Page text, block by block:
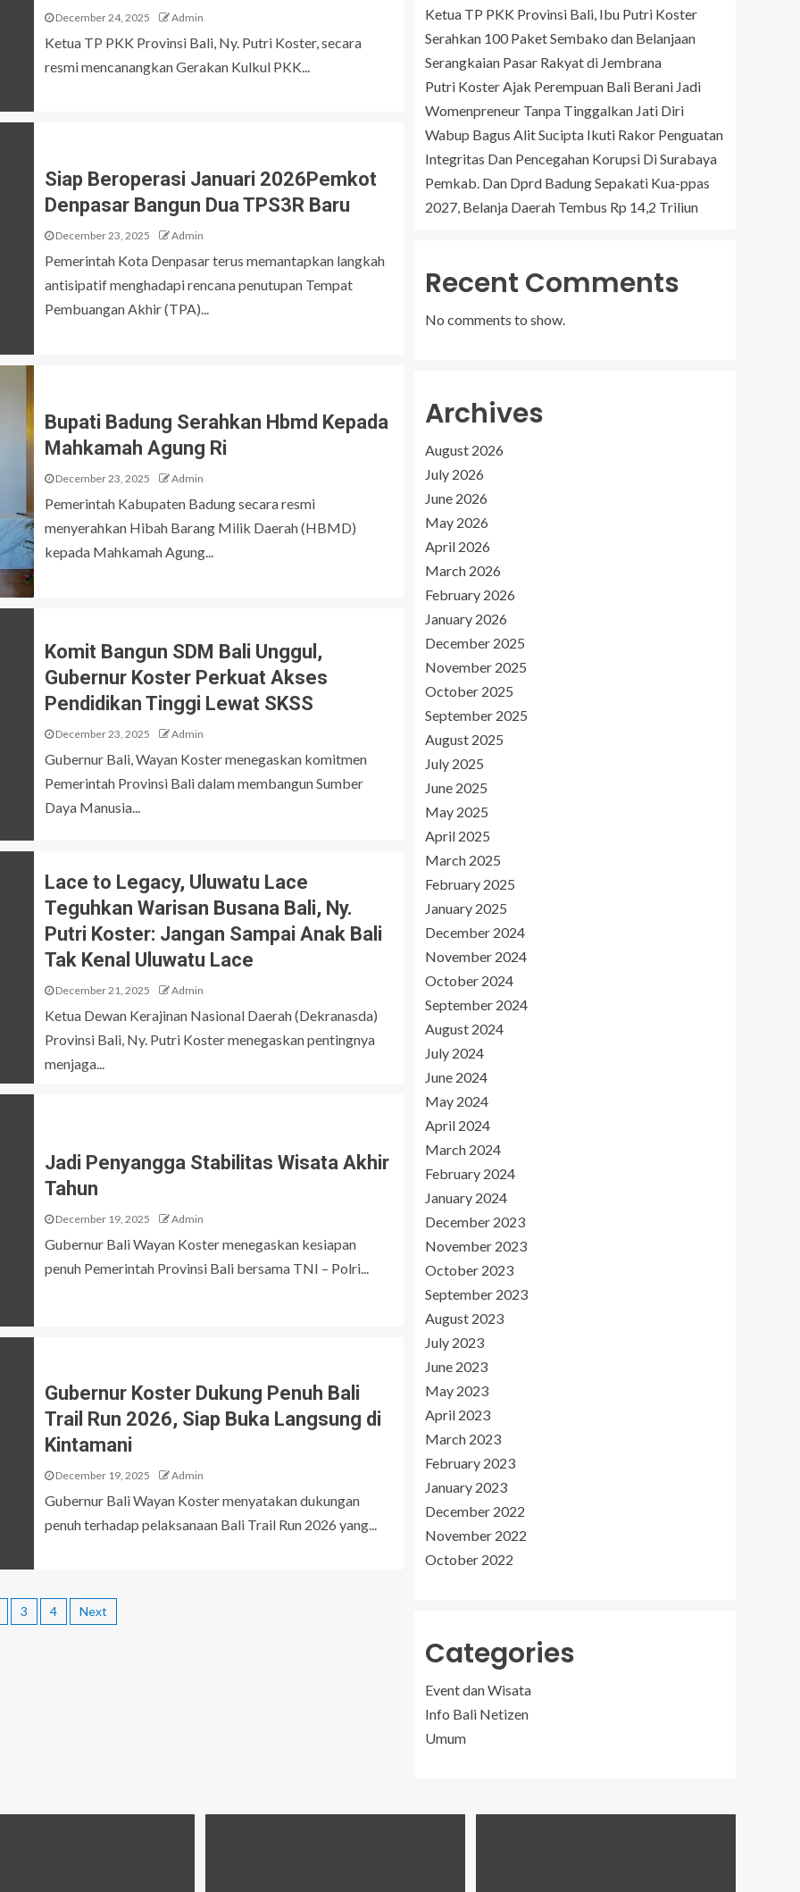
December 24, 2025 Admin
Ketua TP PKK Provinsi Bali, Ny. Putri Koster, secara
resmi mencanangkan Gerakan Kulkul PKK...
Siap Beroperasi Januari 2026Pemkot
Denpasar Bangun Dua TPS3R Baru
December 23, 2025 Admin
Pemerintah Kota Denpasar terus memantapkan langkah
antisipatif menghadapi rencana penutupan Tempat
Pembuangan Akhir (TPA)...
Bupati Badung Serahkan Hbmd Kepada
Mahkamah Agung Ri
December 23, 2025 Admin
Pemerintah Kabupaten Badung secara resmi
menyerahkan Hibah Barang Milik Daerah (HBMD)
kepada Mahkamah Agung...
Komit Bangun SDM Bali Unggul,
Gubernur Koster Perkuat Akses
Pendidikan Tinggi Lewat SKSS
December 23, 2025 Admin
Gubernur Bali, Wayan Koster menegaskan komitmen
Pemerintah Provinsi Bali dalam membangun Sumber
Daya Manusia...
Lace to Legacy, Uluwatu Lace
Teguhkan Warisan Busana Bali, Ny.
Putri Koster: Jangan Sampai Anak Bali
Tak Kenal Uluwatu Lace
December 21, 2025 Admin
Ketua Dewan Kerajinan Nasional Daerah (Dekranasda)
Provinsi Bali, Ny. Putri Koster menegaskan pentingnya
menjaga...
Jadi Penyangga Stabilitas Wisata Akhir
Tahun
December 19, 2025 Admin
Gubernur Bali Wayan Koster menegaskan kesiapan
penuh Pemerintah Provinsi Bali bersama TNI – Polri...
Gubernur Koster Dukung Penuh Bali
Trail Run 2026, Siap Buka Langsung di
Kintamani
December 19, 2025 Admin
Gubernur Bali Wayan Koster menyatakan dukungan
penuh terhadap pelaksanaan Bali Trail Run 2026 yang...
3 4 Next
Ketua TP PKK Provinsi Bali, Ibu Putri Koster
Serahkan 100 Paket Sembako dan Belanjaan
Serangkaian Pasar Rakyat di Jembrana
Putri Koster Ajak Perempuan Bali Berani Jadi
Womenpreneur Tanpa Tinggalkan Jati Diri
Wabup Bagus Alit Sucipta Ikuti Rakor Penguatan
Integritas Dan Pencegahan Korupsi Di Surabaya
Pemkab. Dan Dprd Badung Sepakati Kua-ppas
2027, Belanja Daerah Tembus Rp 14,2 Triliun
Recent Comments
No comments to show.
Archives
August 2026
July 2026
June 2026
May 2026
April 2026
March 2026
February 2026
January 2026
December 2025
November 2025
October 2025
September 2025
August 2025
July 2025
June 2025
May 2025
April 2025
March 2025
February 2025
January 2025
December 2024
November 2024
October 2024
September 2024
August 2024
July 2024
June 2024
May 2024
April 2024
March 2024
February 2024
January 2024
December 2023
November 2023
October 2023
September 2023
August 2023
July 2023
June 2023
May 2023
April 2023
March 2023
February 2023
January 2023
December 2022
November 2022
October 2022
Categories
Event dan Wisata
Info Bali Netizen
Umum